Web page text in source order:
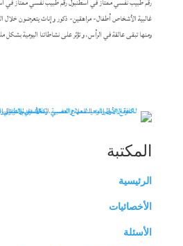
رقم طبيب نفسي ممتاز في اسطنبول رقم طبيب نفسي ممتاز في
غالبية الأشخاص أطفال- مراهقين- ذكور وإناث يتعرضون خلال
ومنها تبقى عالقة في الرأس، و تؤثر على نشاطاتنا اليومية
المكتبة
الرئيسية
الأخصائيات
الأسئلة